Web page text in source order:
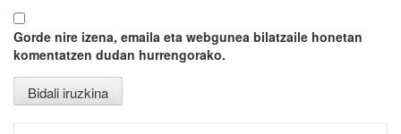
Gorde nire izena, emaila eta webgunea bilatzaile honetan
komentatzen dudan hurrengorako.